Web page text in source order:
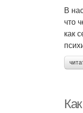
В
что
как